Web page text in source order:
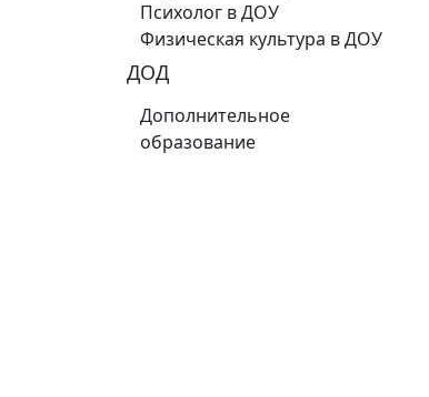
Психолог в ДОУ
Физическая культура в ДОУ
ДОД
Дополнительное
образование